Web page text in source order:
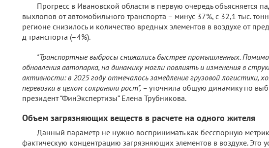
Прогресс в Ивановской области в первую очередь объясняется
выхлопов от автомобильного транспорта – минус 37%, с 32,1 тыс.
регионе снизилось и количество вредных элементов в воздухе от
д транспорта (–4%).
"Транспортные выбросы снижались быстрее промышленных.
обновления автопарка, на динамику могли повлиять и изменения в
активности: в 2025 году отмечалось замедление грузовой логистики,
перевозки в целом сохраняли рост", – уточнила общую динамику по
президент “ФинЭкспертизы” Елена Трубникова.
Объем загрязняющих веществ в расчете на одного жителя
Данный параметр не нужно воспринимать как бесспорную
фактическую концентрацию загрязняющих элементов в воздухе. Это